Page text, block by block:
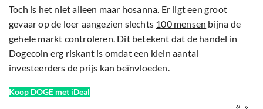
Toch is het niet alleen maar hosanna. Er ligt een groot
gevaar op de loer aangezien slechts 100 mensen bijna de
gehele markt controleren. Dit betekent dat de handel in
Dogecoin erg riskant is omdat een klein aantal
investeerders de prijs kan beïnvloeden.
Koop DOGE met iDeal